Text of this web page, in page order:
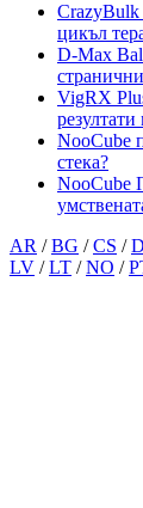
CrazyBulk
цикъл
D-Max Bal
VigRX
NooCube
стека?
NooCube
AR /BG /CS /
LV /LT /NO /